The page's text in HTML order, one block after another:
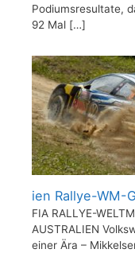
Podiumsresultate,
92 Mal […]
ien Rallye-WM-
FIA RALLYE-
AUSTRALIEN
einer Ära –